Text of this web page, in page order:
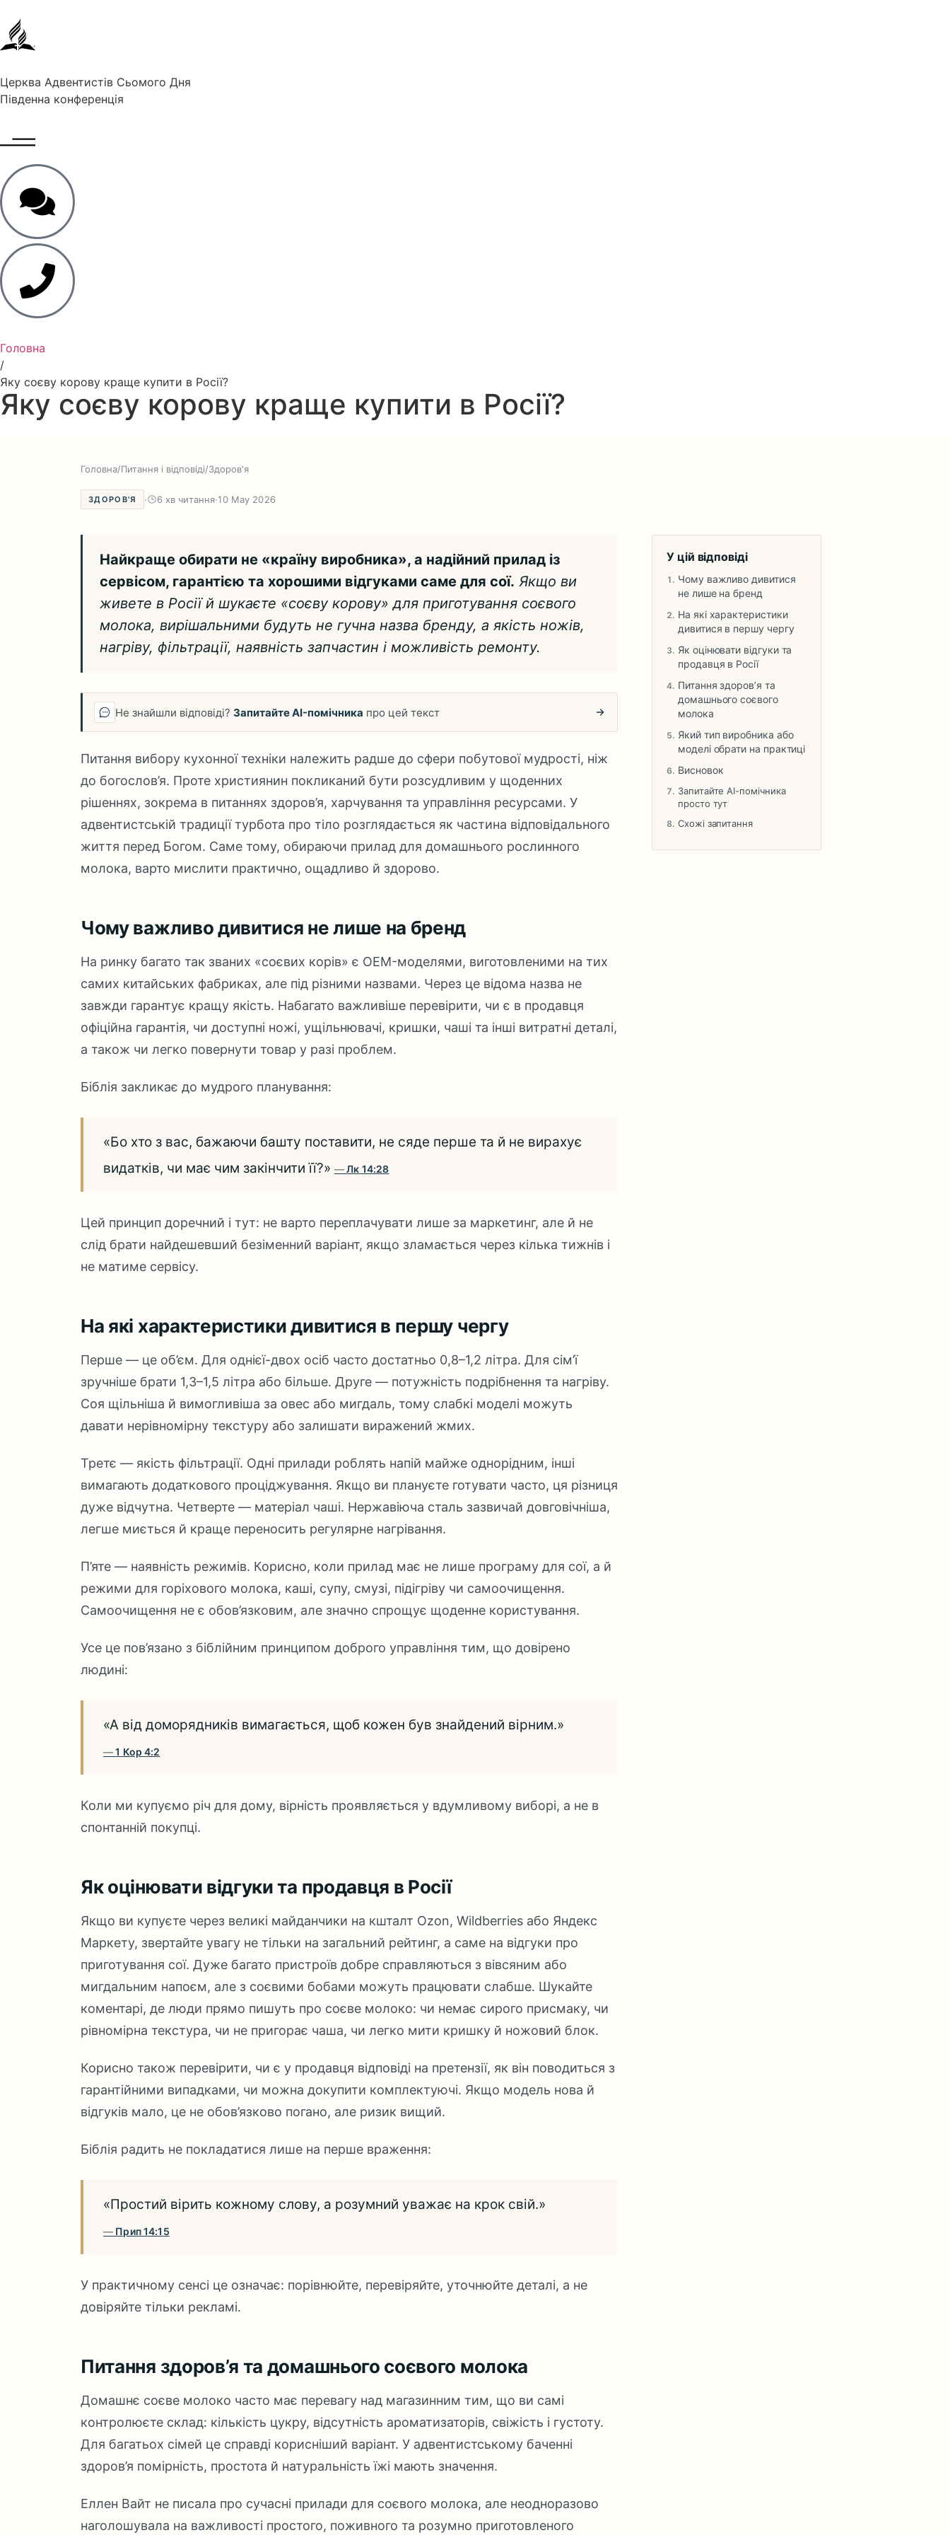
Церква Адвентистів Сьомого Дня
Південна конференція
Головна
/
Яку соєву корову краще купити в Росії?
Яку соєву корову краще купити в Росії?
Головна/Питання і відповіді/Здоров'я
ЗДОРОВ'Я · 6 хв читання·10 May 2026
Найкраще обирати не «країну виробника», а надійний прилад із
сервісом, гарантією та хорошими відгуками саме для сої. Якщо ви
живете в Росії й шукаєте «соєву корову» для приготування соєвого
молока, вирішальними будуть не гучна назва бренду, а якість ножів,
нагріву, фільтрації, наявність запчастин і можливість ремонту.
Не знайшли відповіді? Запитайте AI-помічника про цей текст
Питання вибору кухонної техніки належить радше до сфери побутової мудрості, ніж
до богослов’я. Проте християнин покликаний бути розсудливим у щоденних
рішеннях, зокрема в питаннях здоров’я, харчування та управління ресурсами. У
адвентистській традиції турбота про тіло розглядається як частина відповідального
життя перед Богом. Саме тому, обираючи прилад для домашнього рослинного
молока, варто мислити практично, ощадливо й здорово.
Чому важливо дивитися не лише на бренд
На ринку багато так званих «соєвих корів» є OEM-моделями, виготовленими на тих
самих китайських фабриках, але під різними назвами. Через це відома назва не
завжди гарантує кращу якість. Набагато важливіше перевірити, чи є в продавця
офіційна гарантія, чи доступні ножі, ущільнювачі, кришки, чаші та інші витратні деталі,
а також чи легко повернути товар у разі проблем.
Біблія закликає до мудрого планування:
«Бо хто з вас, бажаючи башту поставити, не сяде перше та й не вирахує
видатків, чи має чим закінчити її?»
Лк 14:28
Цей принцип доречний і тут: не варто переплачувати лише за маркетинг, але й не
слід брати найдешевший безіменний варіант, якщо зламається через кілька тижнів і
не матиме сервісу.
На які характеристики дивитися в першу чергу
Перше — це об’єм. Для однієї-двох осіб часто достатньо 0,8–1,2 літра. Для сім’ї
зручніше брати 1,3–1,5 літра або більше. Друге — потужність подрібнення та нагріву.
Соя щільніша й вимогливіша за овес або мигдаль, тому слабкі моделі можуть
давати нерівномірну текстуру або залишати виражений жмих.
Третє — якість фільтрації. Одні прилади роблять напій майже однорідним, інші
вимагають додаткового проціджування. Якщо ви плануєте готувати часто, ця різниця
дуже відчутна. Четверте — матеріал чаші. Нержавіюча сталь зазвичай довговічніша,
легше миється й краще переносить регулярне нагрівання.
П’яте — наявність режимів. Корисно, коли прилад має не лише програму для сої, а й
режими для горіхового молока, каші, супу, смузі, підігріву чи самоочищення.
Самоочищення не є обов’язковим, але значно спрощує щоденне користування.
Усе це пов’язано з біблійним принципом доброго управління тим, що довірено
людині:
«А від доморядників вимагається, щоб кожен був знайдений вірним.»
1 Кор 4:2
Коли ми купуємо річ для дому, вірність проявляється у вдумливому виборі, а не в
спонтанній покупці.
Як оцінювати відгуки та продавця в Росії
Якщо ви купуєте через великі майданчики на кшталт Ozon, Wildberries або Яндекс
Маркету, звертайте увагу не тільки на загальний рейтинг, а саме на відгуки про
приготування сої. Дуже багато пристроїв добре справляються з вівсяним або
мигдальним напоєм, але з соєвими бобами можуть працювати слабше. Шукайте
коментарі, де люди прямо пишуть про соєве молоко: чи немає сирого присмаку, чи
рівномірна текстура, чи не пригорає чаша, чи легко мити кришку й ножовий блок.
Корисно також перевірити, чи є у продавця відповіді на претензії, як він поводиться з
гарантійними випадками, чи можна докупити комплектуючі. Якщо модель нова й
відгуків мало, це не обов’язково погано, але ризик вищий.
Біблія радить не покладатися лише на перше враження:
«Простий вірить кожному слову, а розумний уважає на крок свій.»
Прип 14:15
У практичному сенсі це означає: порівнюйте, перевіряйте, уточнюйте деталі, а не
довіряйте тільки рекламі.
Питання здоров’я та домашнього соєвого молока
Домашнє соєве молоко часто має перевагу над магазинним тим, що ви самі
контролюєте склад: кількість цукру, відсутність ароматизаторів, свіжість і густоту.
Для багатьох сімей це справді корисніший варіант. У адвентистському баченні
здоров’я помірність, простота й натуральність їжі мають значення.
Еллен Вайт не писала про сучасні прилади для соєвого молока, але неодноразово
наголошувала на важливості простого, поживного та розумно приготовленого
У цій відповіді
Чому важливо дивитися
не лише на бренд
На які характеристики
дивитися в першу чергу
Як оцінювати відгуки та
продавця в Росії
Питання здоров’я та
домашнього соєвого
молока
Який тип виробника або
моделі обрати на практиці
Висновок
Запитайте AI-помічника
просто тут
Схожі запитання